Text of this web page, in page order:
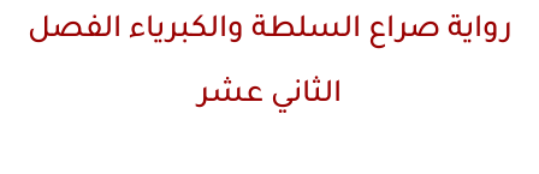
رواية صراع السلطة والكبرياء الفصل
الثاني عشر